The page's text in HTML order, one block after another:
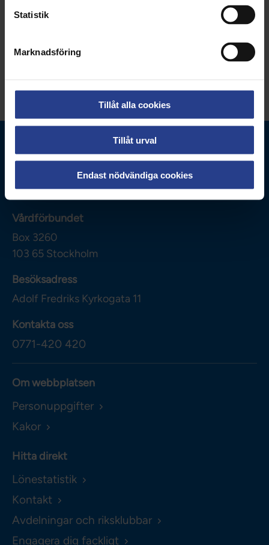
Statistik
Marknadsföring
Tillåt alla cookies
Tillåt urval
Endast nödvändiga cookies
Om Vårdförbundet
Nationellt
Vårdförbundet
Box 3260
103 65 Stockholm
Besöksadress
Adolf Fredriks Kyrkogata 11
Kontakta oss
0771-420 420
Om webbplatsen
Personuppgifter
Kakor
Hitta direkt
Lönestatistik
Kontakt
Avdelningar och riksklubbar
Engagera dig fackligt